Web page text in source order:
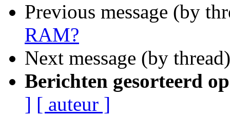
Previous message (by
RAM?
Next message (by
Berichten gesorteerd
] [ auteur ]